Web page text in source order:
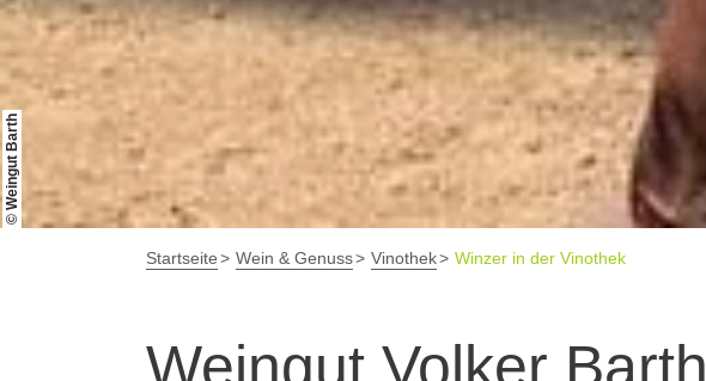
© Weingut Barth
Startseite Wein & Genuss Vinothek Winzer in der Vinothek
Weingut Volker Barth